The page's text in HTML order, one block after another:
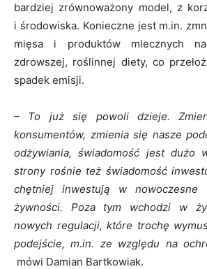
bardziej zrównoważony model, z
i środowiska. Konieczne jest m.in.
mięsa i produktów mlecznych
zdrowszej, roślinnej diety, co
spadek emisji.
– To już się powoli dzieje.
konsumentów, zmienia się nasze
odżywiania, świadomość jest dużo
strony rośnie też świadomość
chętniej inwestują w nowoczesne
żywności. Poza tym wchodzi w
nowych regulacji, które trochę
podejście, m.in. ze względu na
mówi Damian Bartkowiak.